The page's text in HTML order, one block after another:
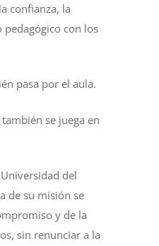
confianza, la
con los
pasa por el aula.
se juega en
del
de su misión se
y de la
sin renunciar a la